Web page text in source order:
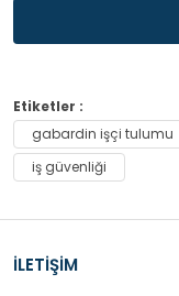
Etiketler :
gabardin işçi tulumu
iş güvenliği
İLETİŞİM